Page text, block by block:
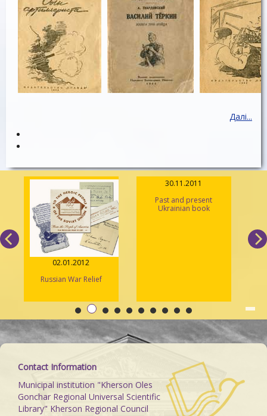
Далі...
02.01.2012
Russian War Relief
30.11.2011
Past and present
Ukrainian book
Contact Information
Municipal institution "Kherson Oles
Gonchar Regional Universal Scientific
Library" Kherson Regional Council